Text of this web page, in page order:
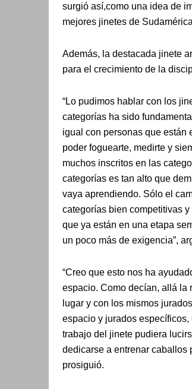
surgió así,como una idea de
mejores jinetes de
Además, la destacada jinete
para el crecimiento de la
“Lo pudimos hablar con los
categorías ha sido
igual con personas que están
poder foguearte, medirte y
muchos inscritos en las
categorías es tan alto que
vaya aprendiendo. Sólo el
categorías bien competitivas
que ya están en una etapa
un poco más de exigencia”,
“Creo que esto nos ha
espacio. Como decían, allá la
lugar y con los mismos
espacio y jurados
trabajo del jinete pudiera
dedicarse a entrenar caballos
prosiguió.